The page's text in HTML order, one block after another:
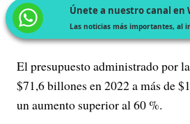
Únete a nuestro canal en
Las noticias más importantes, al
El presupuesto administrado por
$71,6 billones en 2022 a más de
un aumento superior al 60 %.